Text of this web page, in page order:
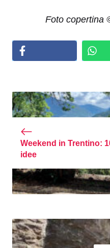
Foto copertina
Weekend in Trentino:
idee